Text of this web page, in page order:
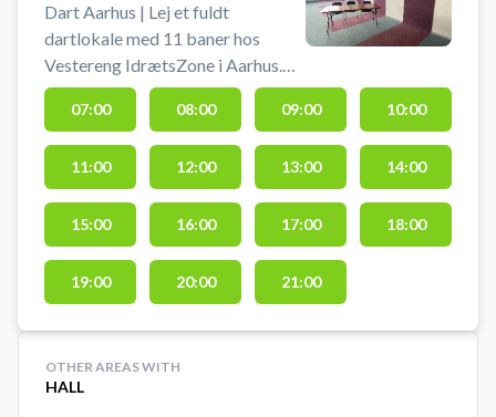
Dart Aarhus | Lej et fuldt
dartlokale med 11 baner hos
Vestereng IdrætsZone i Aarhus.
Book hele lokalet med i alt 11
dartbaner og spil dart i Aarhus
med en større gruppe af
dartspillere samtidigt. Dartlokalet
lejes i 60 min. ad gangen og
dartpile medbringes selv. Gratis
parkering 50 meter fra hallen ved
booking af dartbanerne i
Vestereng IdrætsZone.
07:00 08:00 09:00 10:00
11:00 12:00 13:00 14:00
15:00 16:00 17:00 18:00
19:00 20:00 21:00
OTHER AREAS WITH
HALL